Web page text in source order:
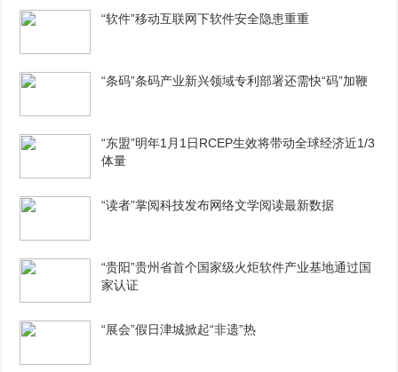
“软件”移动互联网下软件安全隐患重重
“条码”条码产业新兴领域专利部署还需快“码”加鞭
“东盟”明年1月1日RCEP生效将带动全球经济近1/3
体量
“读者”掌阅科技发布网络文学阅读最新数据
“贵阳”贵州省首个国家级火炬软件产业基地通过国
家认证
“展会”假日津城掀起“非遗”热